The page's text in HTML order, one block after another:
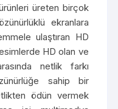
üreten birçok
ekranlara
ulaştıran HD
HD olan ve
netlik farkı
sahip bir
ödün vermek